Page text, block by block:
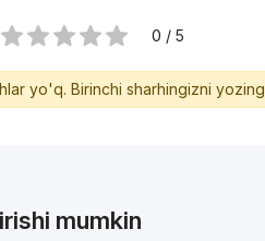
0 / 5
yo'q. Birinchi sharhingizni yozing
mumkin